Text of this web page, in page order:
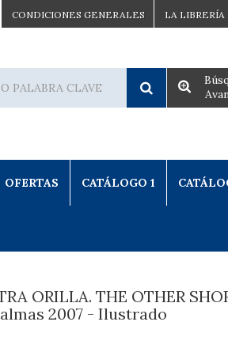
LA LIBRERÍA
CONDICIONES GENERALES
OFERTAS CATÁLOGO 1
ORILLA. THE OTHER
2007 - Ilustrado